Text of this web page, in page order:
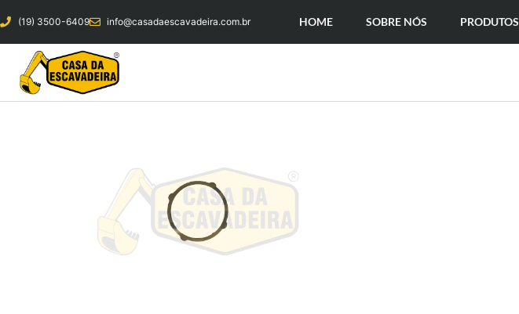
(19) 3500-6409 info@casadaescavadeira.com.br HOME SOBRE NÓS PRODUTOS